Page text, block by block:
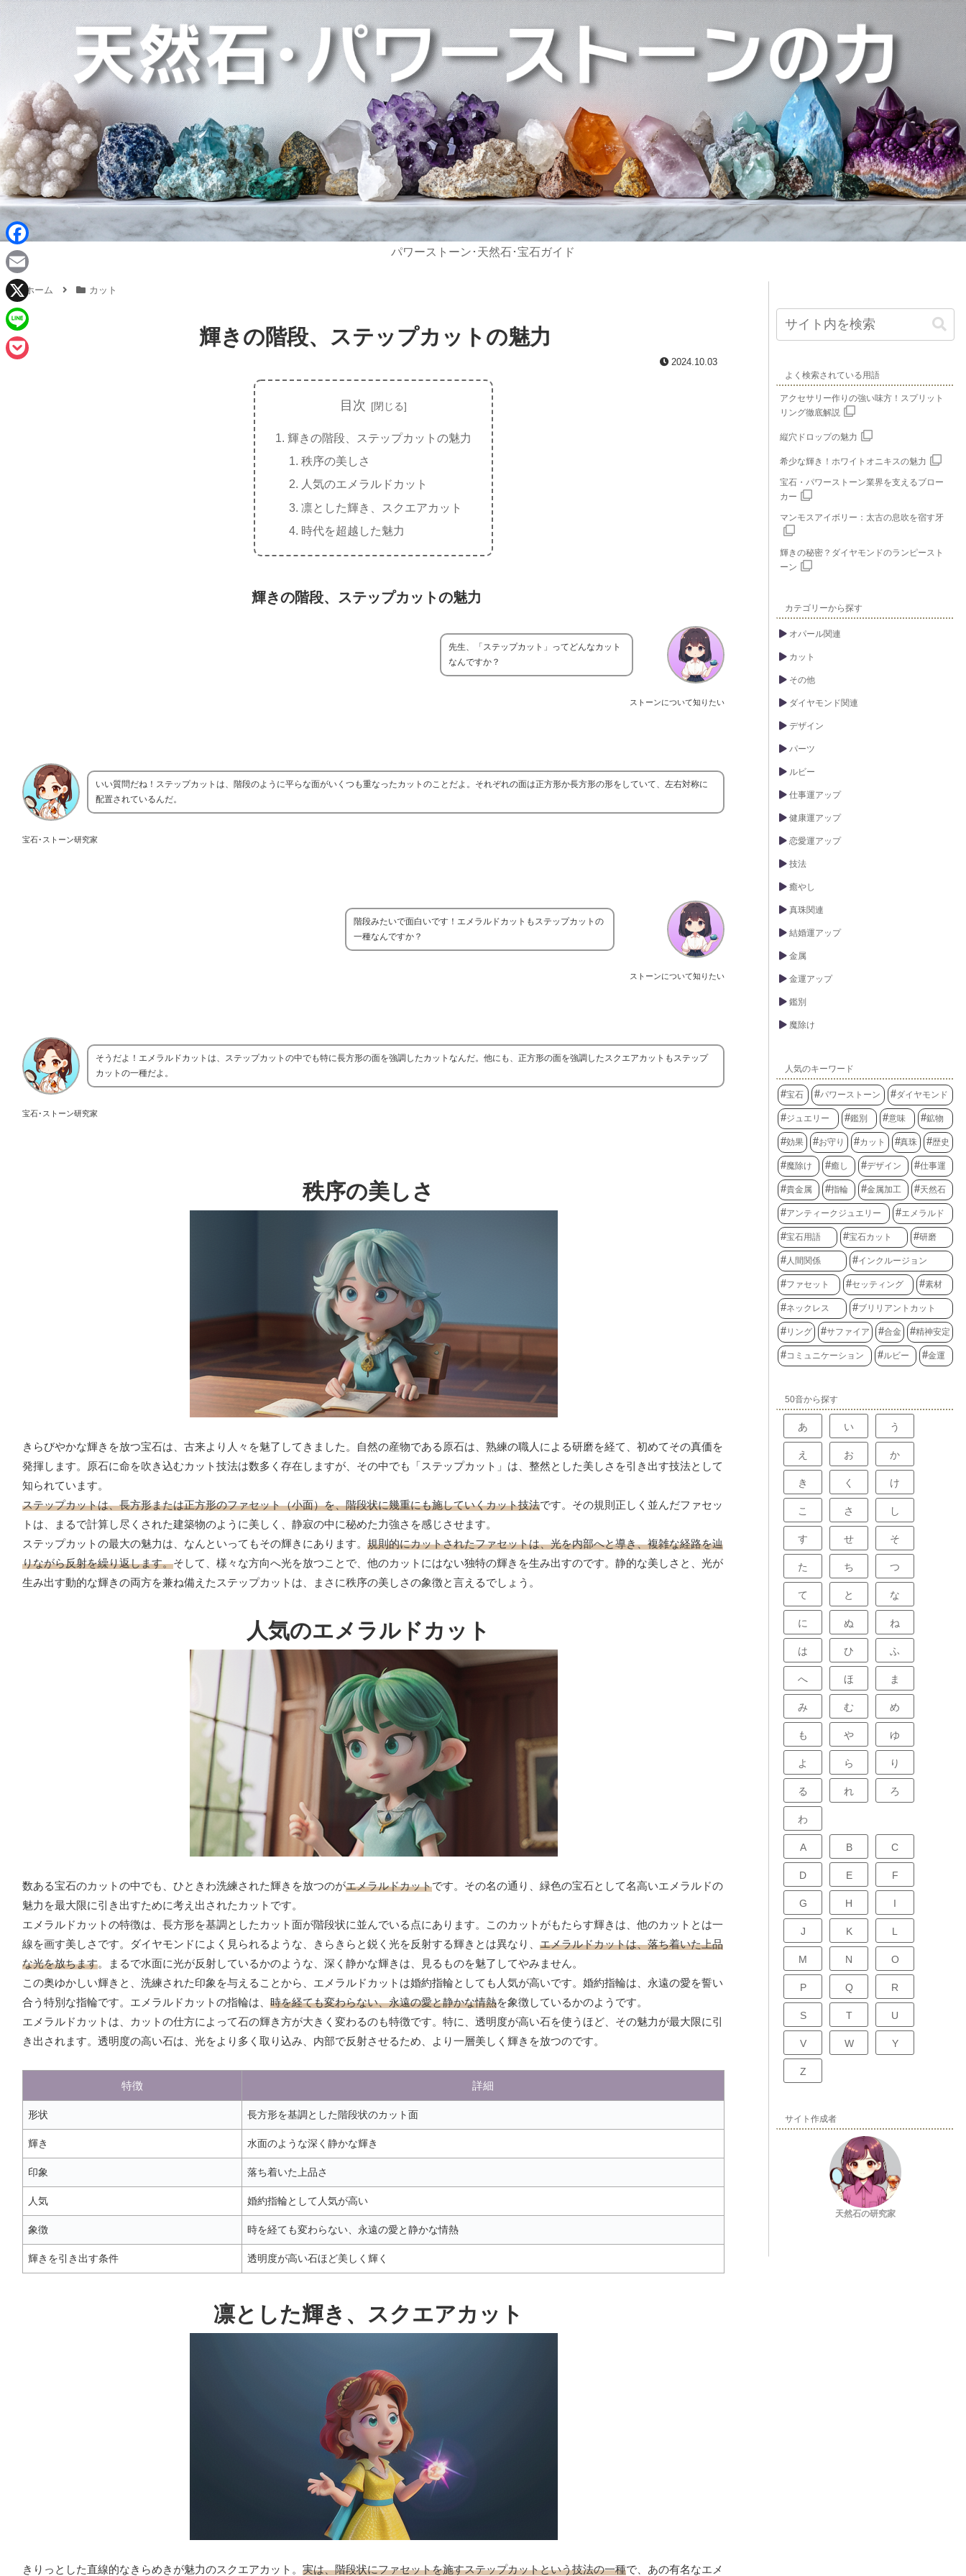
パワーストーン･天然石･宝石ガイド
ホーム カット
輝きの階段、ステップカットの魅力
2024.10.03
目次
輝きの階段、ステップカットの魅力
秩序の美しさ
人気のエメラルドカット
凛とした輝き、スクエアカット
時代を超越した魅力
輝きの階段、ステップカットの魅力
ストーンについて知りたい
先生、「ステップカット」ってどんなカット
なんですか？
宝石･ストーン研究家
いい質問だね！ステップカットは、階段のように平らな面がいくつも重なったカットのことだよ。それぞれの面は正方形か長方形の形をしていて、左右対称に
配置されているんだ。
ストーンについて知りたい
階段みたいで面白いです！エメラルドカットもステップカットの
一種なんですか？
宝石･ストーン研究家
そうだよ！エメラルドカットは、ステップカットの中でも特に長方形の面を強調したカットなんだ。他にも、正方形の面を強調したスクエアカットもステップ
カットの一種だよ。
秩序の美しさ
きらびやかな輝きを放つ宝石は、古来より人々を魅了してきました。自然の産物である原石は、熟練の職人による研磨を経て、初めてその真価を
発揮します。原石に命を吹き込むカット技法は数多く存在しますが、その中でも「ステップカット」は、整然とした美しさを引き出す技法として
知られています。
ステップカットは、長方形または正方形のファセット（小面）を、階段状に幾重にも施していくカット技法です。その規則正しく並んだファセッ
トは、まるで計算し尽くされた建築物のように美しく、静寂の中に秘めた力強さを感じさせます。
ステップカットの最大の魅力は、なんといってもその輝きにあります。 規則的にカットされたファセットは、光を内部へと導き、複雑な経路を辿
りながら反射を繰り返します。そして、様々な方向へ光を放つことで、他のカットにはない独特の輝きを生み出すのです。静的な美しさと、光が
生み出す動的な輝きの両方を兼ね備えたステップカットは、まさに秩序の美しさの象徴と言えるでしょう。
人気のエメラルドカット
数ある宝石のカットの中でも、ひときわ洗練された輝きを放つのがエメラルドカットです。その名の通り、緑色の宝石として名高いエメラルドの
魅力を最大限に引き出すために考え出されたカットです。
エメラルドカットの特徴は、長方形を基調としたカット面が階段状に並んでいる点にあります。このカットがもたらす輝きは、他のカットとは一
線を画す美しさです。ダイヤモンドによく見られるような、きらきらと鋭く光を反射する輝きとは異なり、 エメラルドカットは、落ち着いた上品
な光を放ちます。まるで水面に光が反射しているかのような、深く静かな輝きは、見るものを魅了してやみません。
この奥ゆかしい輝きと、洗練された印象を与えることから、エメラルドカットは婚約指輪としても人気が高いです。婚約指輪は、永遠の愛を誓い
合う特別な指輪です。エメラルドカットの指輪は、 時を経ても変わらない、永遠の愛と静かな情熱を象徴しているかのようです。
エメラルドカットは、カットの仕方によって石の輝き方が大きく変わるのも特徴です。特に、透明度が高い石を使うほど、その魅力が最大限に引
き出されます。透明度の高い石は、光をより多く取り込み、内部で反射させるため、より一層美しく輝きを放つのです。
特徴 詳細
形状 長方形を基調とした階段状のカット面
輝き 水面のような深く静かな輝き
印象 落ち着いた上品さ
人気 婚約指輪として人気が高い
象徴 時を経ても変わらない、永遠の愛と静かな情熱
輝きを引き出す条件 透明度が高い石ほど美しく輝く
凛とした輝き、スクエアカット
きりっとした直線的なきらめきが魅力のスクエアカット。 実は、階段状にファセットを施すステップカットという技法の一種で、あの有名なエメ
よく検索されている用語
アクセサリー作りの強い味方！スプリット
リング徹底解説
縦穴ドロップの魅力
希少な輝き！ホワイトオニキスの魅力
宝石・パワーストーン業界を支えるブロー
カー
マンモスアイボリー：太古の息吹を宿す牙
輝きの秘密？ダイヤモンドのランピースト
ーン
カテゴリーから探す
オパール関連
カット
その他
ダイヤモンド関連
デザイン
パーツ
ルビー
仕事運アップ
健康運アップ
恋愛運アップ
技法
癒やし
真珠関連
結婚運アップ
金属
金運アップ
鑑別
魔除け
人気のキーワード
宝石 パワーストーン ダイヤモンド
ジュエリー 鑑別 意味 鉱物
効果 お守り カット 真珠 歴史
魔除け 癒し デザイン 仕事運
貴金属 指輪 金属加工 天然石
アンティークジュエリー エメラルド
宝石用語 宝石カット 研磨
人間関係 インクルージョン
ファセット セッティング 素材
ネックレス ブリリアントカット
リング サファイア 合金 精神安定
コミュニケーション ルビー 金運
50音から探す
あ い う
え お か
き く け
こ さ し
す せ そ
た ち つ
て と な
に ぬ ね
は ひ ふ
へ ほ ま
み む め
も や ゆ
よ ら り
る れ ろ
わ
A B C
D E F
G H I
J K L
M N O
P Q R
S T U
V W Y
Z
サイト作成者
天然石の研究家
F
a
c
e
b
E
m
a
i
X
L